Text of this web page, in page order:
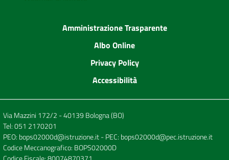
Amministrazione Trasparente
Albo Online
Privacy Policy
Accessibilità
Via Mazzini 172/2 - 40139 Bologna (BO)
Tel:051 2170201
PEO: bops02000d@istruzione.it- PEC: bops02000d@pec.istruzione.it
Codice Meccanografico: BOPS02000D